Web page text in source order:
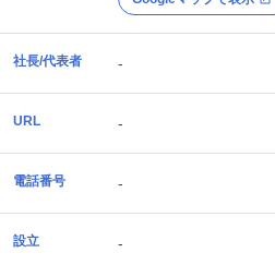
社長/代表者 -
URL -
電話番号 -
設立 -